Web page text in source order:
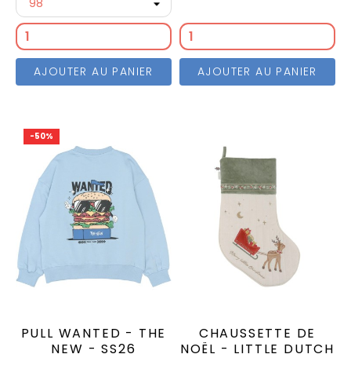
AJOUTER AU PANIER AJOUTER AU PANIER
-50%
PULL WANTED - THE
NEW - SS26
CHAUSSETTE DE
NOËL - LITTLE DUTCH